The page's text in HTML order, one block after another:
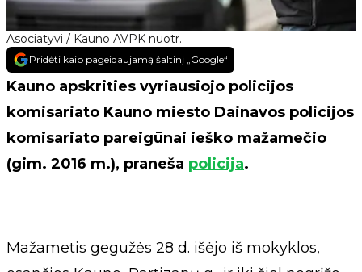
Asociatyvi / Kauno AVPK nuotr.
Pridėti kaip pageidaujamą šaltinį „Google“
Kauno apskrities vyriausiojo policijos
komisariato Kauno miesto Dainavos policijos
komisariato pareigūnai ieško mažamečio
(gim. 2016 m.), praneša policija.
Mažametis gegužės 28 d. išėjo iš mokyklos,